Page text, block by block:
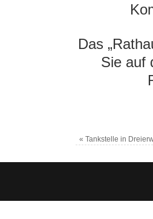
Das
Sie auf
« Tankstelle in